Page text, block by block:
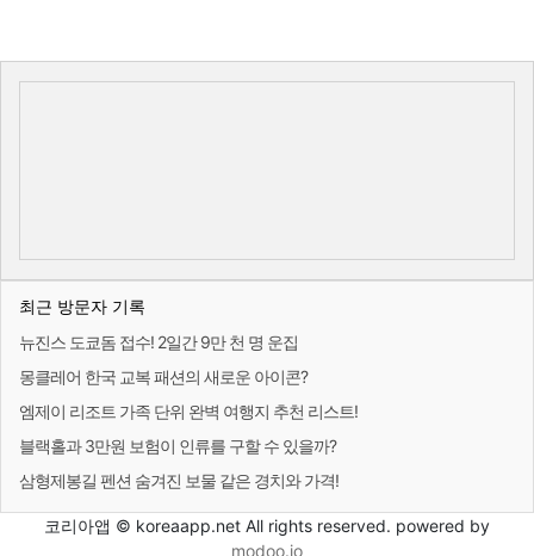
최근 방문자 기록
뉴진스 도쿄돔 접수! 2일간 9만 천 명 운집
몽클레어 한국 교복 패션의 새로운 아이콘?
엠제이 리조트 가족 단위 완벽 여행지 추천 리스트!
블랙홀과 3만원 보험이 인류를 구할 수 있을까?
삼형제봉길 펜션 숨겨진 보물 같은 경치와 가격!
코리아앱 © koreaapp.net All rights reserved. powered by
modoo.io